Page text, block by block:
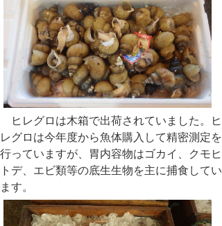
ヒレグロは木箱で出荷されていました。ヒ
レグロは今年度から魚体購入して精密測定を
行っていますが、胃内容物はゴカイ、クモヒ
トデ、エビ類等の底生生物を主に捕食してい
ます。